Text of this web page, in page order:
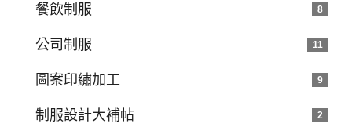
餐飲制服 8
公司制服 11
圖案印繡加工 9
制服設計大補帖 2